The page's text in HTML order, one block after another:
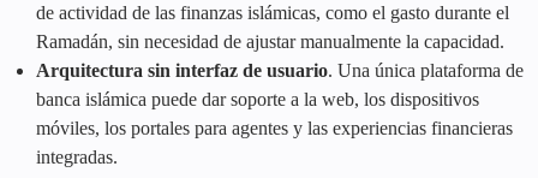
de actividad de las finanzas islámicas, como el gasto durante el
Ramadán, sin necesidad de ajustar manualmente la capacidad.
Arquitectura sin interfaz de usuario. Una única plataforma de
banca islámica puede dar soporte a la web, los dispositivos
móviles, los portales para agentes y las experiencias financieras
integradas.